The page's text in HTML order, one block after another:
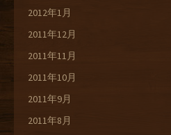
2012年1月
2011年12月
2011年11月
2011年10月
2011年9月
2011年8月